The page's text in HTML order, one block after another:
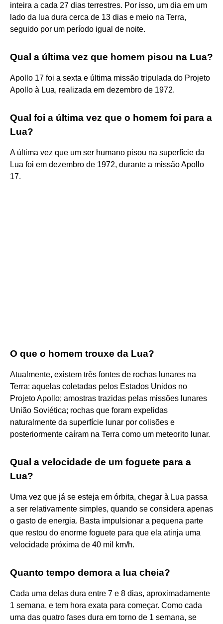
inteira a cada 27 dias terrestres. Por isso, um dia em um
lado da lua dura cerca de 13 dias e meio na Terra,
seguido por um período igual de noite.
Qual a última vez que homem pisou na Lua?
Apollo 17 foi a sexta e última missão tripulada do Projeto
Apollo à Lua, realizada em dezembro de 1972.
Qual foi a última vez que o homem foi para a
Lua?
A última vez que um ser humano pisou na superfície da
Lua foi em dezembro de 1972, durante a missão Apollo
17.
O que o homem trouxe da Lua?
Atualmente, existem três fontes de rochas lunares na
Terra: aquelas coletadas pelos Estados Unidos no
Projeto Apollo; amostras trazidas pelas missões lunares
União Soviética; rochas que foram expelidas
naturalmente da superfície lunar por colisões e
posteriormente caíram na Terra como um meteorito lunar.
Qual a velocidade de um foguete para a
Lua?
Uma vez que já se esteja em órbita, chegar à Lua passa
a ser relativamente simples, quando se considera apenas
o gasto de energia. Basta impulsionar a pequena parte
que restou do enorme foguete para que ela atinja uma
velocidade próxima de 40 mil km/h.
Quanto tempo demora a lua cheia?
Cada uma delas dura entre 7 e 8 dias, aproximadamente
1 semana, e tem hora exata para começar. Como cada
uma das quatro fases dura em torno de 1 semana, se